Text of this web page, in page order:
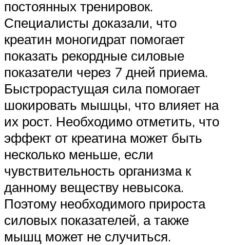
постоянных тренировок.
Специалисты доказали, что
креатин моногидрат помогает
показать рекордные силовые
показатели через 7 дней приема.
Быстрорастущая сила помогает
шокировать мышцы, что влияет на
их рост. Необходимо отметить, что
эффект от креатина может быть
несколько меньше, если
чувствительность организма к
данному веществу невысока.
Поэтому необходимого прироста
силовых показателей, а также
мышц может не случиться.